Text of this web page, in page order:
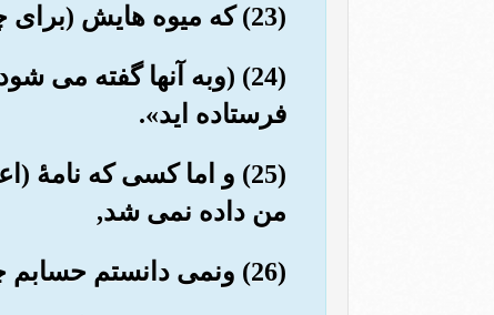
(23) که میوه هایش (برای چیده شدن) در دسترس است.
(24) (وبه آنها گفته می
فرستاده اید».
(25) و اما کسی که
من داده نمی شد,
(26) ونمی دانستم حسابم چیست.